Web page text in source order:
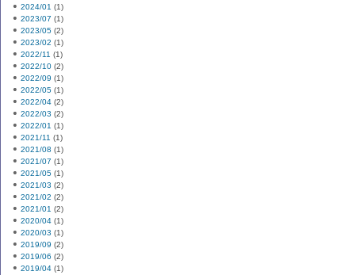
2024/01 (1)
2023/07 (1)
2023/05 (2)
2023/02 (1)
2022/11 (1)
2022/10 (2)
2022/09 (1)
2022/05 (1)
2022/04 (2)
2022/03 (2)
2022/01 (1)
2021/11 (1)
2021/08 (1)
2021/07 (1)
2021/05 (1)
2021/03 (2)
2021/02 (2)
2021/01 (2)
2020/04 (1)
2020/03 (1)
2019/09 (2)
2019/06 (2)
2019/04 (1)